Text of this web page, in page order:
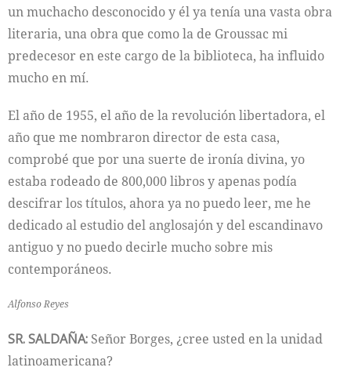
un muchacho desconocido y él ya tenía una vasta obra
literaria, una obra que como la de Groussac mi
predecesor en este cargo de la biblioteca, ha influido
mucho en mí.
El año de 1955, el año de la revolución libertadora, el
año que me nombraron director de esta casa,
comprobé que por una suerte de ironía divina, yo
estaba rodeado de 800,000 libros y apenas podía
descifrar los títulos, ahora ya no puedo leer, me he
dedicado al estudio del anglosajón y del escandinavo
antiguo y no puedo decirle mucho sobre mis
contemporáneos.
Alfonso Reyes
SR. SALDAÑA: Señor Borges, ¿cree usted en la unidad
latinoamericana?